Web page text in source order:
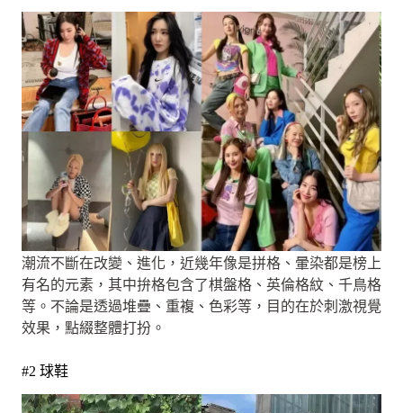
潮流不斷在改變、進化，近幾年像是拼格、暈染都是榜上
有名的元素，其中拚格包含了棋盤格、英倫格紋、千鳥格
等。不論是透過堆疊、重複、色彩等，目的在於刺激視覺
效果，點綴整體打扮。
#2 球鞋